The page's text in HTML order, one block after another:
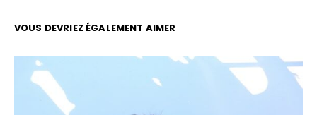
VOUS DEVRIEZ ÉGALEMENT AIMER